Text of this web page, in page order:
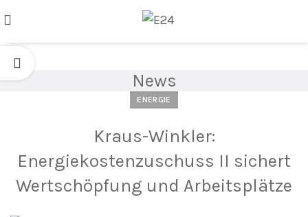
News
ENERGIE
Kraus-Winkler:
Energiekostenzuschuss II sichert
Wertschöpfung und Arbeitsplätze